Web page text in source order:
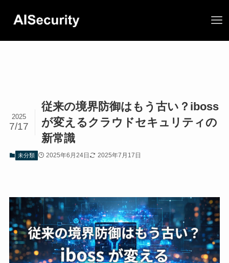
従来の境界防御はもう古い？iboss
が変えるクラウドセキュリティの
新常識
2025
7/17
未分類 2025年6月24日 2025年7月17日